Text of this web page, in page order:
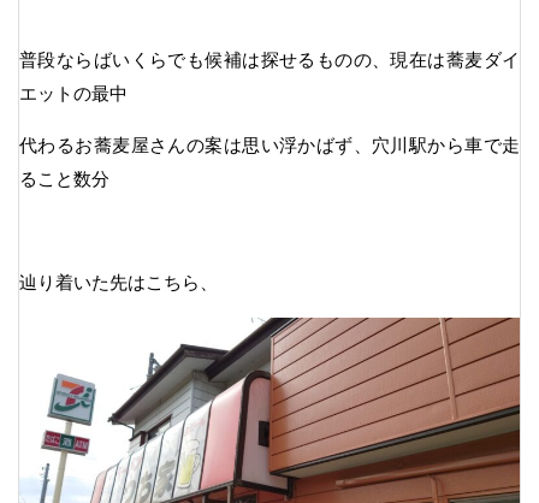
普段ならばいくらでも候補は探せるものの、現在は蕎麦ダイ
エットの最中
代わるお蕎麦屋さんの案は思い浮かばず、穴川駅から車で走
ること数分
辿り着いた先はこちら、